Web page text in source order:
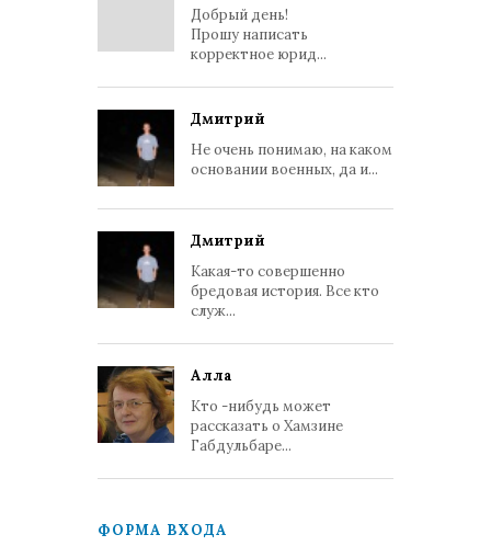
Добрый день!
Прошу написать
корректное юрид...
Дмитрий
Не очень понимаю, на каком
основании военных, да и...
Дмитрий
Какая-то совершенно
бредовая история. Все кто
служ...
Алла
Кто -нибудь может
рассказать о Хамзине
Габдульбаре...
ФОРМА ВХОДА